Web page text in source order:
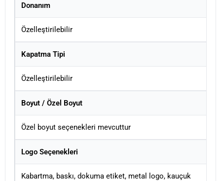
Donanım
Özelleştirilebilir
Kapatma Tipi
Özelleştirilebilir
Boyut / Özel Boyut
Özel boyut seçenekleri mevcuttur
Logo Seçenekleri
Kabartma, baskı, dokuma etiket, metal logo, kauçuk